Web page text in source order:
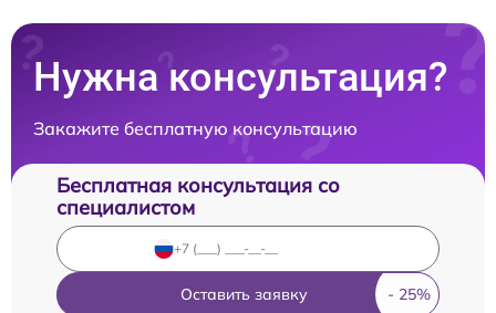
Нужна консультация?
Закажите бесплатную консультацию
Бесплатная консультация со
специалистом
Оставить заявку